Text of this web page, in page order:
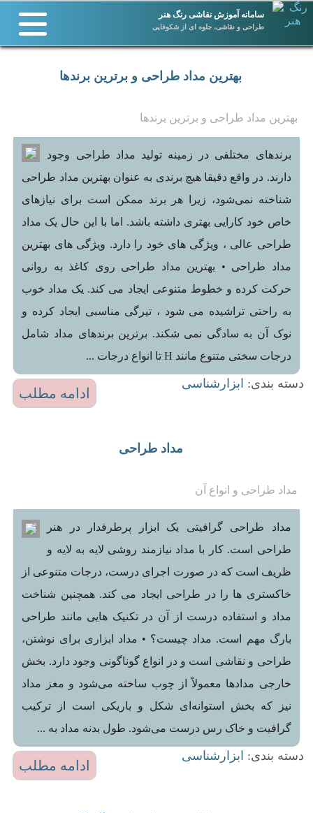
سامانه آموزش نقاشی رنگ هنر
طراحی و نقاشی، جلوه ای از شکوفایی
بهترین مداد طراحی و برترین برندها
بهترین مداد طراحی و برترین برندها
برندهای مختلفی در زمینه تولید مداد طراحی وجود
دارند. در واقع دقیقا هیچ برندی به عنوان بهترین مداد طراحی
شناخته نمی‌شود، زیرا هر برند ممکن است برای نیازهای
خاص خود کارایی بهتری داشته باشد. اما با این حال یک مداد
طراحی عالی ، ویژگی های خود را دارد. ویژگی های بهترین
مداد طراحی • بهترین مداد طراحی روی کاغذ به روانی
حرکت کرده و خطوط متنوعی ایجاد می کند. یک مداد خوب
به راحتی تراشیده می شود ، تیرگی مناسبی ایجاد کرده و
نوک آن به سادگی نمی شکند. برترین برندهای مداد شامل
درجات سختی متنوع مانند H تا انواع درجات ...
ادامه مطلب
دسته بندی: ابزارشناسی
مداد طراحی
مداد طراحی و انواع آن
مداد طراحی گرافیتی یک ابزار پرطرفدار در هنر
طراحی است. کار با مداد نیازمند روشی لایه به لایه و
ظریف است که در صورت اجرای درست، درجات متنوعی از
خاکستری ها را در طراحی ایجاد می کند. همچنین شناخت
مداد و استفاده درست از آن در تکنیک هایی مانند طراحی
بارگ مهم است. مداد چیست؟ • مداد ابزاری برای نوشتن،
طراحی و نقاشی است و در انواع گوناگونی وجود دارد. بخش
خارجی مدادها معمولاً از چوب ساخته می‌شود و مغز مداد
نیز که بخش استوانه‌ای شکل و باریکی است از ترکیب
گرافیت و خاک رس درست می‌شود. طول بدنه مداد به ...
ادامه مطلب
دسته بندی: ابزارشناسی